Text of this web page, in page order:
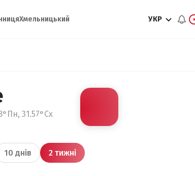
Хмельницький УКР
31.57°Сх
10 днів 2 тижні